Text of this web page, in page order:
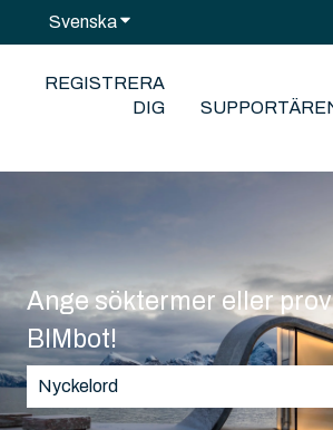
SvenskaVisa undermenyer för
REGISTRERA
DIG
Ange söktermer eller
BIMbot!
Det finns inga förslag eftersom